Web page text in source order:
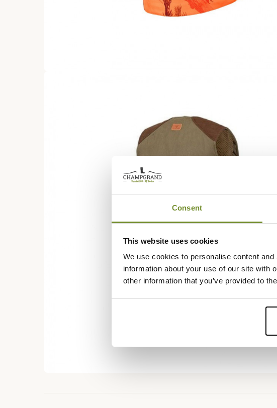
Consent
This website uses cookies
We use cookies to personalise content
information about your use of our site with
other information that you’ve provided to